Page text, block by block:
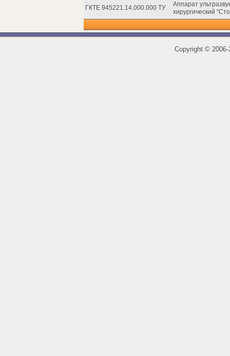
ГКТЕ 945221.14.000.000 ТУ
Аппарат
хирургический
Copyright ©